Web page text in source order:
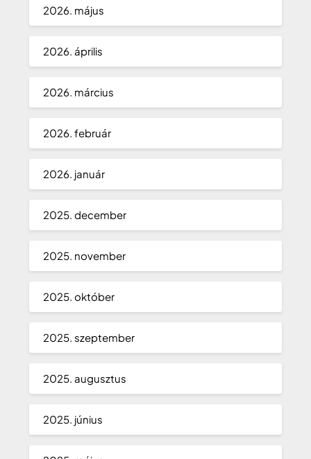
2026. május
2026. április
2026. március
2026. február
2026. január
2025. december
2025. november
2025. október
2025. szeptember
2025. augusztus
2025. június